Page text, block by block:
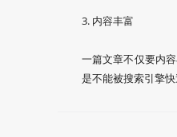
3. 内容丰富
一篇文章不仅要内
是不能被搜索引擎